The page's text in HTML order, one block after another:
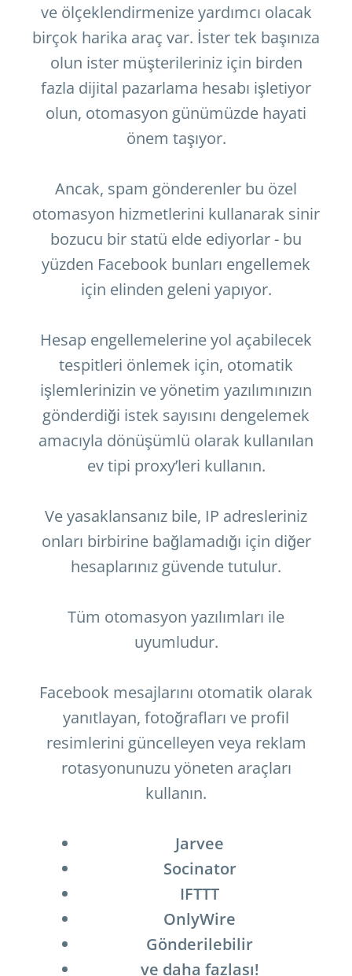
ve ölçeklendirmenize yardımcı olacak
birçok harika araç var. İster tek başınıza
olun ister müşterileriniz için birden
fazla dijital pazarlama hesabı işletiyor
olun, otomasyon günümüzde hayati
önem taşıyor.
Ancak, spam gönderenler bu özel
otomasyon hizmetlerini kullanarak sinir
bozucu bir statü elde ediyorlar - bu
yüzden Facebook bunları engellemek
için elinden geleni yapıyor.
Hesap engellemelerine yol açabilecek
tespitleri önlemek için, otomatik
işlemlerinizin ve yönetim yazılımınızın
gönderdiği istek sayısını dengelemek
amacıyla dönüşümlü olarak kullanılan
ev tipi proxy’leri kullanın.
Ve yasaklansanız bile, IP adresleriniz
onları birbirine bağlamadığı için diğer
hesaplarınız güvende tutulur.
Tüm otomasyon yazılımları ile
uyumludur.
Facebook mesajlarını otomatik olarak
yanıtlayan, fotoğrafları ve profil
resimlerini güncelleyen veya reklam
rotasyonunuzu yöneten araçları
kullanın.
Jarvee
Socinator
IFTTT
OnlyWire
Gönderilebilir
ve daha fazlası!